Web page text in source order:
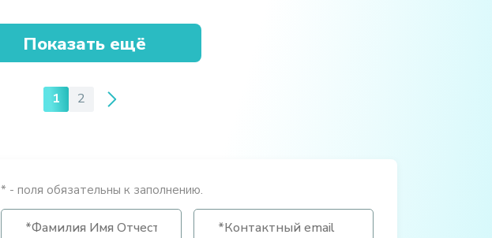
Показать ещё
1 2
* - поля обязательны к заполнению.